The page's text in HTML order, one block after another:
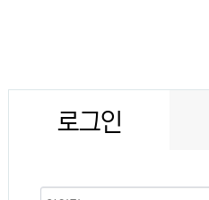
로그인